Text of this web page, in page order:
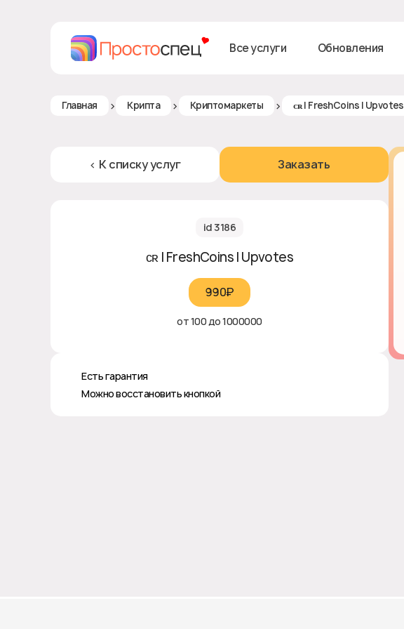
Все услуги Обновления
Главная > Крипта > Криптомаркеты > ᴄʀ | FreshCoins | Upvotes
< К списку услуг Заказать
id 3186
ᴄʀ | FreshCoins | Upvotes
990₽‎
от 100 до 1000000
♻️ Есть гарантия
✅ Можно восстановить кнопкой